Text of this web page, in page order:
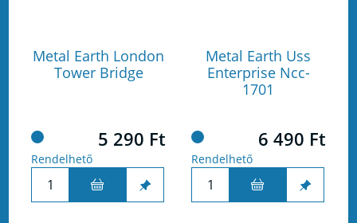
Metal Earth London
Tower Bridge
5 290 Ft
Rendelhető
Metal Earth Uss
Enterprise Ncc-
1701
6 490 Ft
Rendelhető